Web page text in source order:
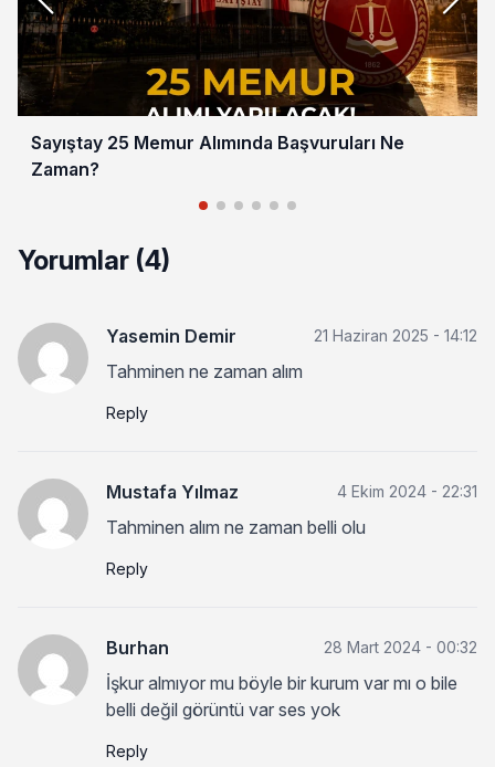
Sayıştay 25 Memur Alımında Başvuruları Ne
Zaman?
Yorumlar (4)
Yasemin Demir 21 Haziran 2025 - 14:12
Tahminen ne zaman alım
Reply
Mustafa Yılmaz 4 Ekim 2024 - 22:31
Tahminen alım ne zaman belli olu
Reply
Burhan 28 Mart 2024 - 00:32
İşkur almıyor mu böyle bir kurum var mı o bile
belli değil görüntü var ses yok
Reply